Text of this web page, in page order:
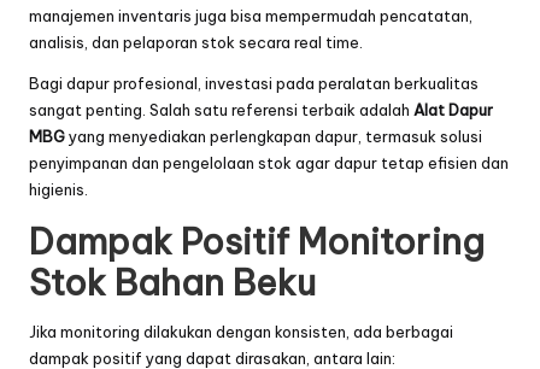
manajemen inventaris juga bisa mempermudah pencatatan,
analisis, dan pelaporan stok secara real time.
Bagi dapur profesional, investasi pada peralatan berkualitas
sangat penting. Salah satu referensi terbaik adalah Alat Dapur
MBGyang menyediakan perlengkapan dapur, termasuk solusi
penyimpanan dan pengelolaan stok agar dapur tetap efisien dan
higienis.
Dampak Positif Monitoring
Stok Bahan Beku
Jika monitoring dilakukan dengan konsisten, ada berbagai
dampak positif yang dapat dirasakan, antara lain: